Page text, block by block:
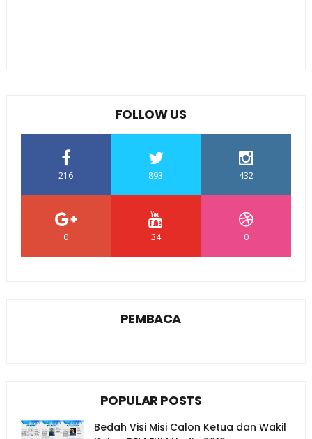
FOLLOW US
216 893 432
0 34 0
PEMBACA
POPULAR POSTS
Bedah Visi Misi Calon Ketua dan Wakil